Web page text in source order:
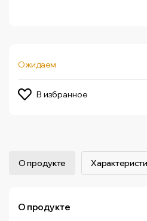
Ожидаем
В избранное
О продукте
О продукте